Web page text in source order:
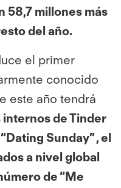
58,7 millones más
del año.
el primer
conocido
este año tendrá
internos de Tinder
Sunday” , el
a nivel global
de “Me